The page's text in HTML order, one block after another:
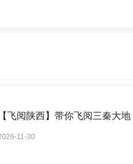
【飞阅陕西】带你飞阅三秦大
11-30